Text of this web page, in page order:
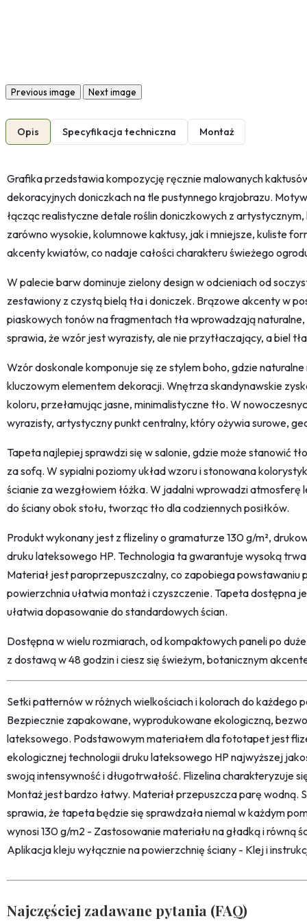
Previous image Next image
Opis Specyfikacja techniczna Montaż
Grafika przedstawia kompozycję ręcznie malowanych
dekoracyjnych doniczkach na tle pustynnego krajobrazu.
łącząc realistyczne detale roślin doniczkowych z
zarówno wysokie, kolumnowe kaktusy, jak i mniejsze, kuliste
akcenty kwiatów, co nadaje całości charakteru świeżego
W palecie barw dominuje zielony design w odcieniach od
zestawiony z czystą bielą tła i doniczek. Brązowe akcenty w
piaskowych tonów na fragmentach tła wprowadzają
sprawia, że wzór jest wyrazisty, ale nie przytłaczający, a biel
Wzór doskonale komponuje się ze stylem boho, gdzie
kluczowym elementem dekoracji. Wnętrza skandynawskie
koloru, przełamując jasne, minimalistyczne tło. W
wyrazisty, artystyczny punkt centralny, który ożywia surowe,
Tapeta najlepiej sprawdzi się w salonie, gdzie może stanowić
za sofą. W sypialni poziomy układ wzoru i stonowana
ścianie za wezgłowiem łóżka. W jadalni wprowadzi atmosferę
do ściany obok stołu, tworząc tło dla codziennych posiłków.
Produkt wykonany jest z flizeliny o gramaturze 130 g/m²,
druku lateksowego HP. Technologia ta gwarantuje wysoką
Materiał jest paroprzepuszczalny, co zapobiega powstawaniu
powierzchnia ułatwia montaż i czyszczenie. Tapeta dostępna
ułatwia dopasowanie do standardowych ścian.
Dostępna w wielu rozmiarach, od kompaktowych paneli po
z dostawą w 48 godzin i ciesz się świeżym, botanicznym
Setki patternów w różnych wielkościach i kolorach do każdego
Bezpiecznie zapakowane, wyprodukowane ekologiczną,
lateksowego. Podstawowym materiałem dla fototapet jest
ekologicznej technologii druku lateksowego HP najwyższej
swoją intensywność i długotrwałość. Flizelina charakteryzuje
Montaż jest bardzo łatwy. Materiał przepuszcza parę wodną.
sprawia, że tapeta będzie się sprawdzała niemal w każdym
wynosi 130 g/m2 - Zastosowanie materiału na gładką i równą
Aplikacja kleju wyłącznie na powierzchnię ściany - Klej i
Najczęściej zadawane pytania (FAQ)